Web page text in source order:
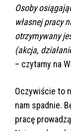
Osoby
własnej pracy
otrzymywany
(akcja,
– czytamy na
Oczywiście to
nam spadnie.
pracę